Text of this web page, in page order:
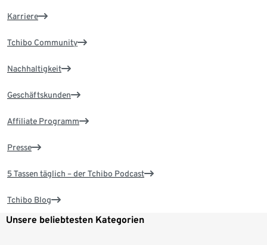
Karriere
Tchibo Community
Nachhaltigkeit
Geschäftskunden
Affiliate Programm
Presse
5 Tassen täglich – der Tchibo Podcast
Tchibo Blog
Unsere beliebtesten Kategorien